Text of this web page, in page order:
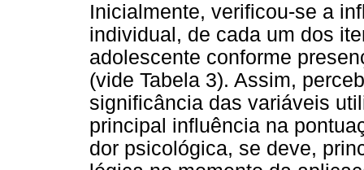
Inicialmente, verificou-se a
individual, de cada um dos
adolescente conforme
(vide Tabela 3). Assim,
significância das variáveis
principal influência na
dor psicológica, se deve,